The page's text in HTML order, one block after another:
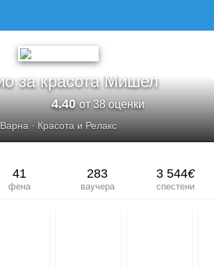
за красота Мишел
4.40от 38 оценки
Варна · Красота и Релакс
41
фена
283
ваучера
3 544€
спестени